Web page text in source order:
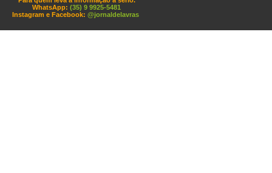
WhatsApp: (35) 9 9925-5481
Instagram e Facebook: @jornaldelavras